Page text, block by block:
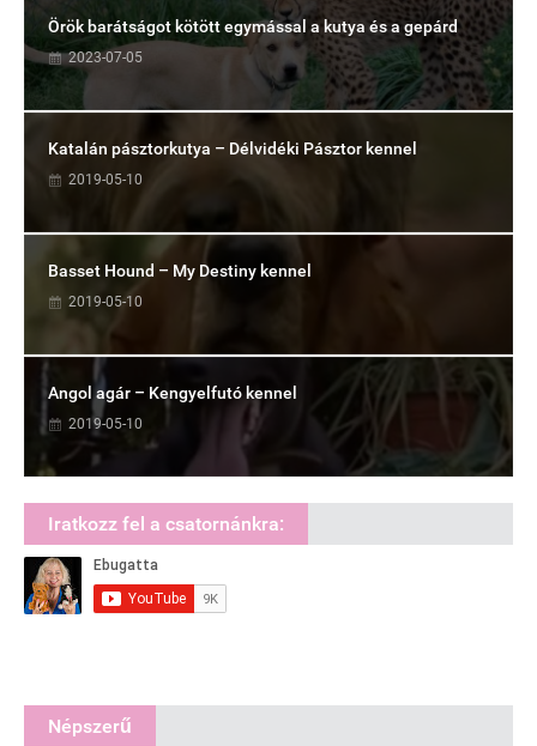
Örök barátságot kötött egymással a kutya és a gepárd
2023-07-05
Katalán pásztorkutya – Délvidéki Pásztor kennel
2019-05-10
Basset Hound – My Destiny kennel
2019-05-10
Angol agár – Kengyelfutó kennel
2019-05-10
Iratkozz fel a csatornánkra:
Népszerű